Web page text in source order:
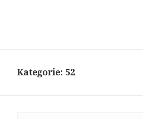
Kategorie:52